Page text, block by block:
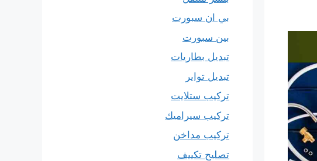
بي ان سبورت
بين سبورت
تبديل بطاريات
تبديل تواير
تركيب ستلايت
تركيب سيراميك
تركيب مداخن
تصليح تكييف